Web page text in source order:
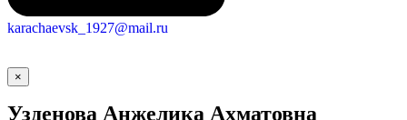
karachaevsk_1927@mail.ru
×
Узденова Анжелика Ахматовна